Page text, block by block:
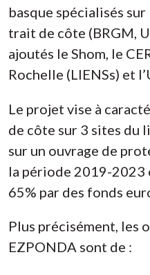
basque spécialisés
trait de côte (BRGM,
ajoutés le Shom, le
Rochelle (LIENSs) et
Le projet vise à
de côte sur 3 sites du
sur un ouvrage de
la période 2019-2023
65% par des fonds
Plus précisément, les
EZPONDA sont de :